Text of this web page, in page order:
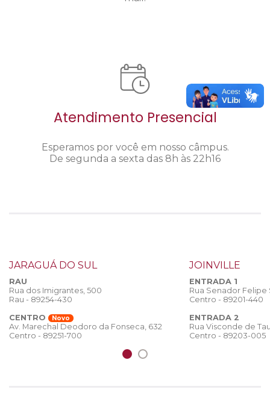
Atendimento Presencial
Esperamos por você em nosso câmpus.
De segunda a sexta das 8h às 22h16
JARAGUÁ DO SUL
RAU
Rua dos Imigrantes, 500
Rau - 89254-430
CENTRO
Novo
Av. Marechal Deodoro da Fonseca, 632
Centro - 89251-700
JOINVILLE
ENTRADA 1
Rua Senador
Centro - 89201-440
ENTRADA 2
Rua Visconde de
Centro - 89203-005